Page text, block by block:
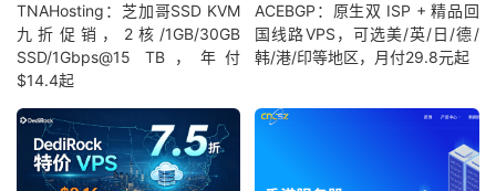
TNAHosting：芝加哥SSD KVM
九折促销，2核/1GB/30GB
SSD/1Gbps@15 TB，年付
$14.4起
ACEBGP：原生双 ISP + 精品回
国线路VPS，可选美/英/日/德/
韩/港/印等地区，月付29.8元起